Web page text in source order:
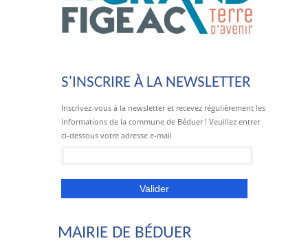
S'INSCRIRE À LA NEWSLETTER
Inscrivez-vous à la newsletter et recevez régulièrement les
informations de la commune de Béduer ! Veuillez entrer
ci-dessous votre adresse e-mail
MAIRIE DE BÉDUER